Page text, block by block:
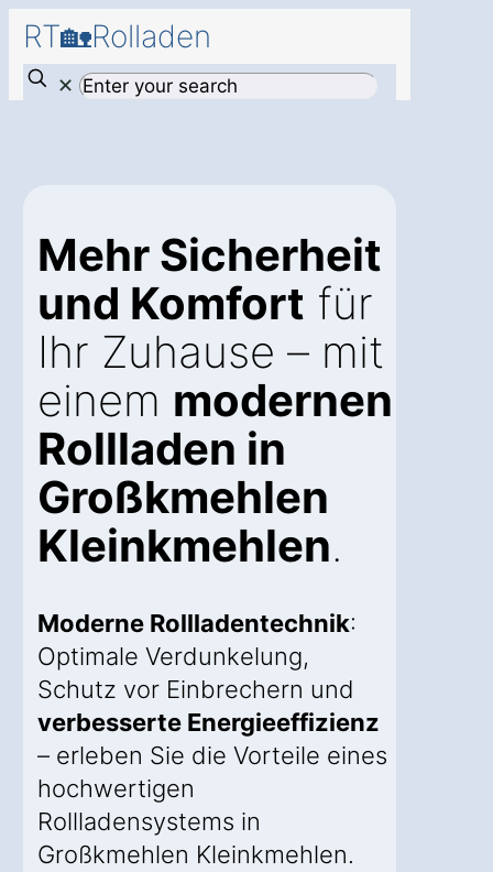
RT🏡Rolladen
✕
Mehr Sicherheit
und Komfort für
Ihr Zuhause – mit
einem modernen
Rollladen in
Großkmehlen
Kleinkmehlen.
Moderne Rollladentechnik:
Optimale Verdunkelung,
Schutz vor Einbrechern und
verbesserte Energieeffizienz
– erleben Sie die Vorteile eines
hochwertigen
Rollladensystems in
Großkmehlen Kleinkmehlen.